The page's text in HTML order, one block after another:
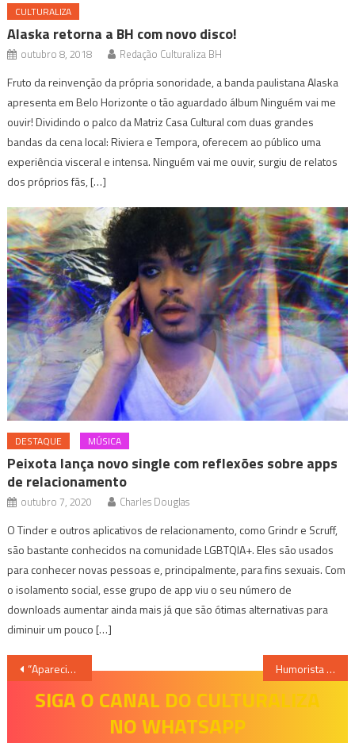
CULTURALIZA
Alaska retorna a BH com novo disco!
outubro 8, 2018 Redação Culturaliza BH
Fruto da reinvenção da própria sonoridade, a banda paulistana Alaska
apresenta em Belo Horizonte o tão aguardado álbum Ninguém vai me
ouvir! Dividindo o palco da Matriz Casa Cultural com duas grandes
bandas da cena local: Riviera e Tempora, oferecem ao público uma
experiência visceral e intensa. Ninguém vai me ouvir, surgiu de relatos
dos próprios fãs, […]
DESTAQUE MÚSICA
Peixota lança novo single com reflexões sobre apps
de relacionamento
outubro 7, 2020 Charles Douglas
O Tinder e outros aplicativos de relacionamento, como Grindr e Scruff,
são bastante conhecidos na comunidade LGBTQIA+. Eles são usados
para conhecer novas pessoas e, principalmente, para fins sexuais. Com
o isolamento social, esse grupo de app viu o seu número de
downloads aumentar ainda mais já que são ótimas alternativas para
diminuir um pouco […]
Navegação
“Aparecida”- Rodrigo Alvarez Humorista Ceará apresenta show de humor na capital!
SIGA O CANAL DO CULTURALIZA
NO WHATSAPP